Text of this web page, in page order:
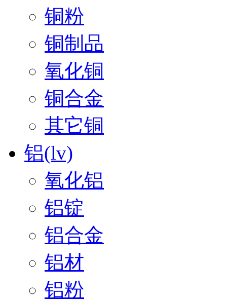
铜粉
铜制品
氧化铜
铜合金
其它铜
铝(lv)
氧化铝
铝锭
铝合金
铝材
铝粉